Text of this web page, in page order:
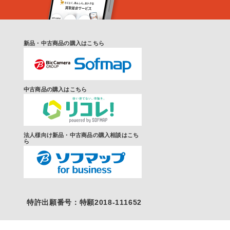
新品・中古商品の購入はこちら
中古商品の購入はこちら
法人様向け新品・中古商品の購入相談はこち
ら
特許出願番号：特願2018-111652